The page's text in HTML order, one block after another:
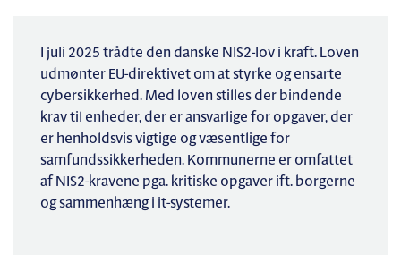
I juli 2025 trådte den danske NIS2-lov i kraft. Loven
udmønter EU-direktivet om at styrke og ensarte
cybersikkerhed. Med loven stilles der bindende
krav til enheder, der er ansvarlige for opgaver, der
er henholdsvis vigtige og væsentlige for
samfundssikkerheden. Kommunerne er omfattet
af NIS2-kravene pga. kritiske opgaver ift. borgerne
og sammenhæng i it-systemer.